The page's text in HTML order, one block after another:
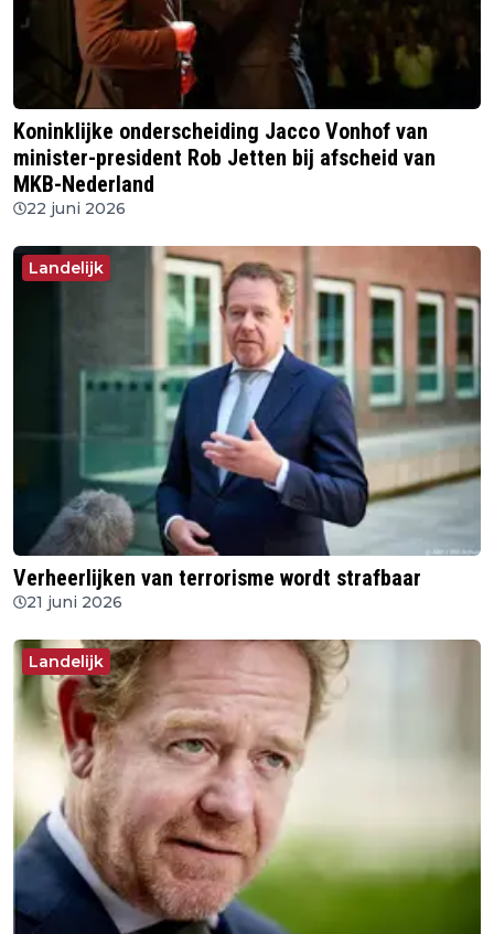
Koninklijke onderscheiding Jacco Vonhof van
minister-president Rob Jetten bij afscheid van
MKB-Nederland
22 juni 2026
Landelijk
Verheerlijken van terrorisme wordt strafbaar
21 juni 2026
Landelijk